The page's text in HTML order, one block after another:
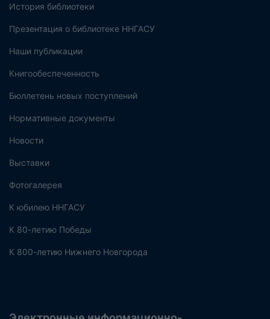
История библиотеки
Презентация о библиотеке ННГАСУ
Наши публикации
Книгообеспеченность
Бюллетень новых поступлений
Нормативные документы
Новости
Выставки
Фотогалерея
К юбилею ННГАСУ
К 80-летию Победы
К 800-летию Нижнего Новгорода